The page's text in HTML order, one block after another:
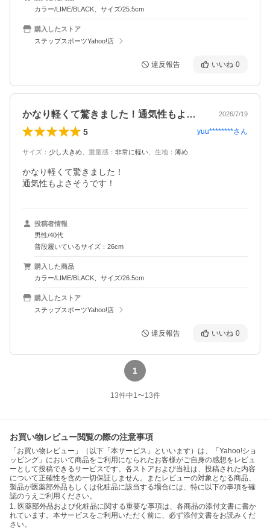
カラー/LIME/BLACK、サイズ/25.5cm
購入したストア
ステップスポーツYahoo!店
違反報告 いいね 0
かなり軽くて驚きました！通気性もよさそ… 2026/7/19
5 yuu********さん
サイズ ： 少し大きめ 重量感 ： 非常に軽い 生地 ： 薄め
かなり軽くて驚きました！
通気性もよさそうです！
投稿者情報
男性/40代
普段履いているサイズ：26cm
購入した商品
カラー/LIME/BLACK、サイズ/26.5cm
購入したストア
ステップスポーツYahoo!店
違反報告 いいね 0
1
13件中1〜13件
お買い物レビュー閲覧の際の注意事項
「お買い物レビュー」（以下「本サービス」といいます）は、「Yahoo!ショ
ッピング」において商品をご利用になられたお客様がご自身の感想をレビュ
ーとして投稿できるサービスです。各ストアおよび当社は、投稿された内容
について正確性を含め一切保証しません。またレビューの対象となる商品、
製品が医薬部外品もしくは化粧品に該当する場合には、特に以下の事項を確
認のうえご利用ください。
1. 医薬部外品および化粧品に関する重要な事項は、各商品の添付文書に書か
れています。本サービスをご利用いただく前に、必ず添付文書をお読みくだ
さい。